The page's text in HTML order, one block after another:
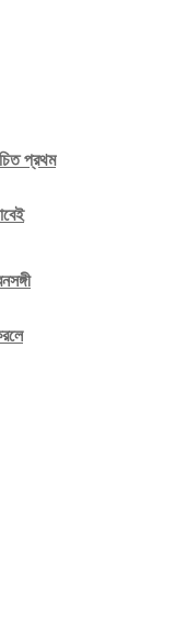
প্রথম